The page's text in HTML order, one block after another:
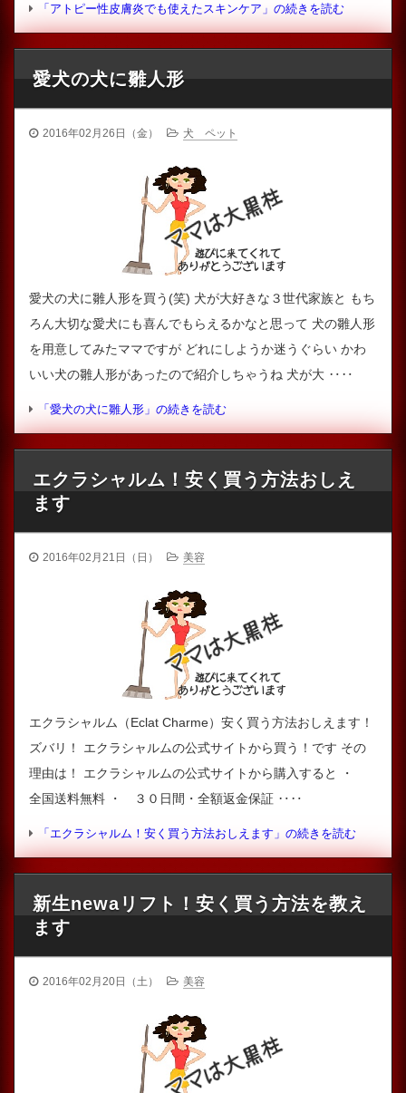
「アトピー性皮膚炎でも使えたスキンケア」の続きを読む
愛犬の犬に雛人形
2016年02月26日（金） 犬 ペット
愛犬の犬に雛人形を買う(笑) 犬が大好きな３世代家族と もち
ろん大切な愛犬にも喜んでもらえるかなと思って 犬の雛人形
を用意してみたママですが どれにしようか迷うぐらい かわ
いい犬の雛人形があったので紹介しちゃうね 犬が大 ‥‥
「愛犬の犬に雛人形」の続きを読む
エクラシャルム！安く買う方法おしえ
ます
2016年02月21日（日） 美容
エクラシャルム（Eclat Charme）安く買う方法おしえます！
ズバリ！ エクラシャルムの公式サイトから買う！です その
理由は！ エクラシャルムの公式サイトから購入すると ・
全国送料無料 ・ ３０日間・全額返金保証 ‥‥
「エクラシャルム！安く買う方法おしえます」の続きを読む
新生newaリフト！安く買う方法を教え
ます
2016年02月20日（土） 美容